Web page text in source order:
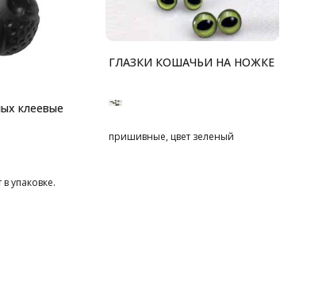
клеевые
упаковке.
ГЛАЗКИ КОШАЧЬИ НА НОЖКЕ
пришивные, цвет зеленый